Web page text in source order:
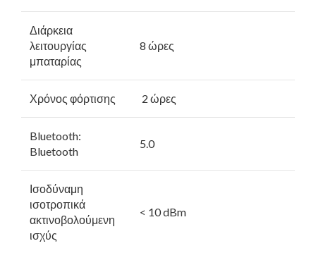
Διάρκεια
λειτουργίας
μπαταρίας
8 ώρες
Χρόνος φόρτισης 2 ώρες
Bluetooth:
Bluetooth
5.0
Ισοδύναμη
ισοτροπικά
ακτινοβολούμενη
ισχύς
< 10 dBm